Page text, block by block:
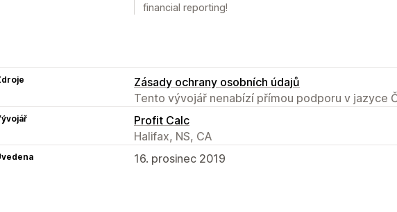
financial reporting!
Zásady ochrany osobních údajů
Tento vývojář nenabízí přímou podporu v jazyce
Profit Calc
Halifax, NS, CA
16. prosinec 2019